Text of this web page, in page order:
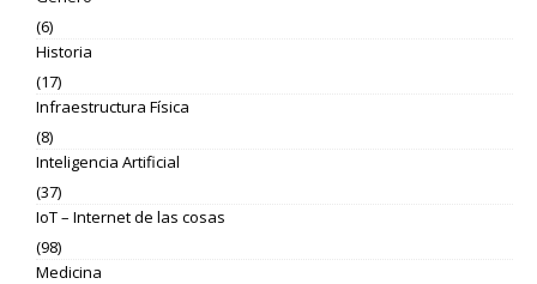
(6)
Historia
(17)
Infraestructura Física
(8)
Inteligencia Artificial
(37)
IoT – Internet de las cosas
(98)
Medicina